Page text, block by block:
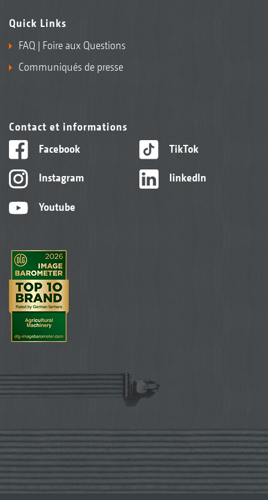
Quick Links
FAQ | Foire aux Questions
Communiqués de presse
Contact et informations
Facebook
Instagram
Youtube
TikTok
linkedIn